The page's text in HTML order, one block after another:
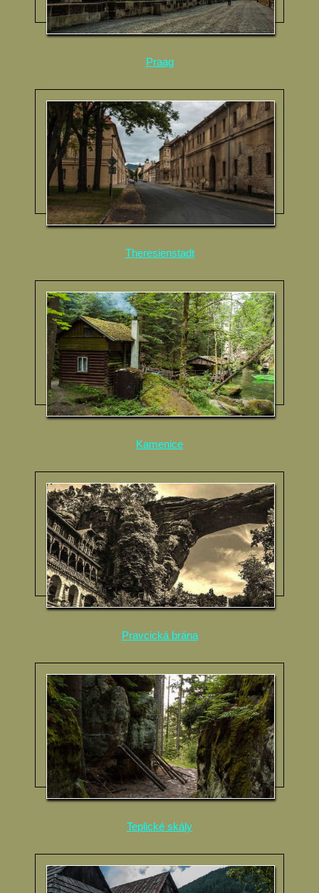
Praag
Theresienstadt
Kamenice
Pravcická brána
Teplické skály